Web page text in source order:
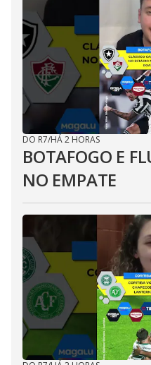
DO R7/HÁ 2 HORAS
BOTAFOGO E
NO EMPATE